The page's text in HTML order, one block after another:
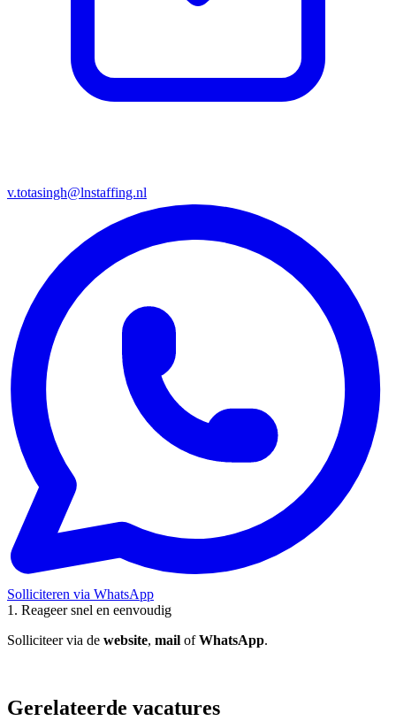
v.totasingh@lnstaffing.nl
Solliciteren via WhatsApp
1. Reageer snel en eenvoudig
Solliciteer via de website, mail ofWhatsApp.
Gerelateerde vacatures